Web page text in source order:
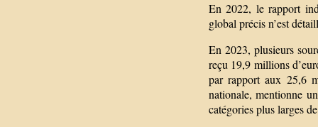
En 2022, le rapport
global précis n’est
En 2023, plusieurs
reçu 19,9 millions
par rapport aux 25,6
nationale, mentionne
catégories plus larges